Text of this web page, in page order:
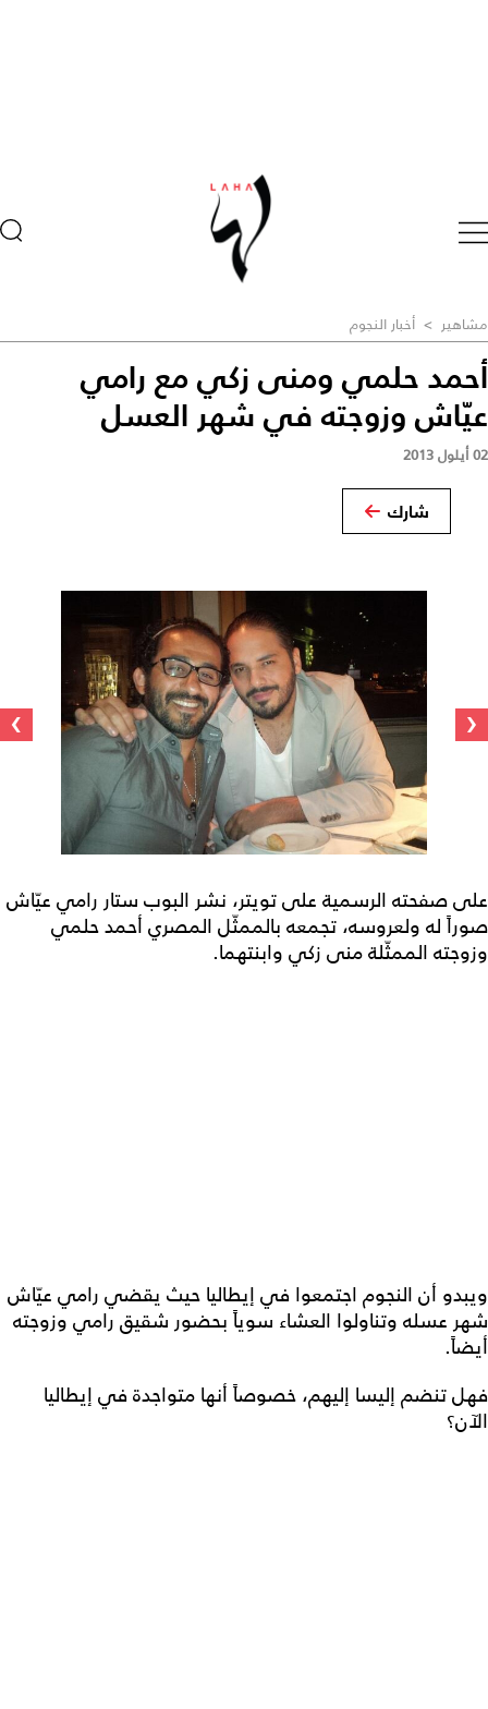
مشاهير > أخبار النجوم
أحمد حلمي ومنى زكي مع رامي
عيّاش وزوجته في شهر العسل
02 أيلول 2013
شارك
‹
›
على صفحته الرسمية على تويتر، نشر البوب ستار رامي عيّاش
صوراً له ولعروسه، تجمعه بالممثّل المصري أحمد حلمي
وزوجته الممثّلة منى زكي وابنتهما.
ويبدو أن النجوم اجتمعوا في إيطاليا حيث يقضي رامي عيّاش
شهر عسله وتناولوا العشاء سوياً بحضور شقيق رامي وزوجته
أيضاً.
فهل تنضم إليسا إليهم، خصوصاً أنها متواجدة في إيطاليا
الآن؟